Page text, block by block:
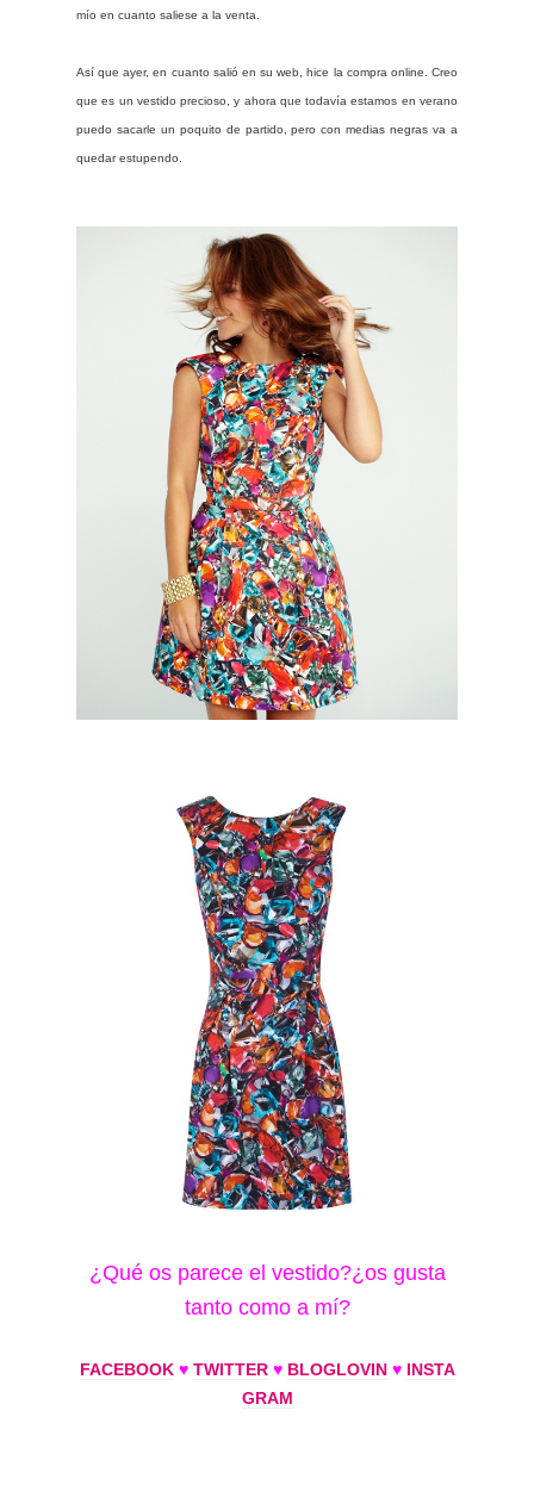
mío en cuanto saliese a la venta.
Así que ayer, en cuanto salió en su web, hice la compra online. Creo
que es un vestido precioso, y ahora que todavía estamos en verano
puedo sacarle un poquito de partido, pero con medias negras va a
quedar estupendo.
¿Qué os parece el vestido?¿os gusta
tanto como a mí?
FACEBOOK♥ TWITTER♥ BLOGLOVIN ♥ INSTA
GRAM